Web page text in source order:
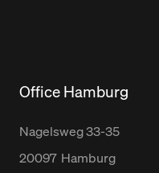
Office Hamburg
Nagelsweg33-35
20097 Hamburg